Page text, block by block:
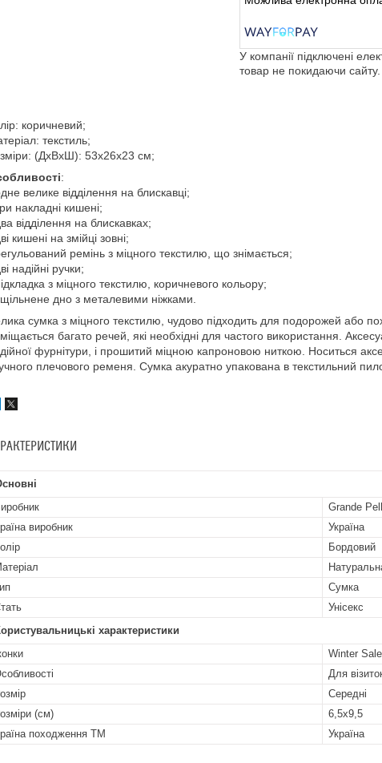
У компанії підключені
товар не покидаючи сайту.
коричневий;
текстиль;
(ДхВхШ): 53х26х23 см;
:
велике відділення на блискавці;
накладні кишені;
відділення на блискавках;
кишені на змійці зовні;
ремінь з міцного текстилю, що знімається;
надійні ручки;
з міцного текстилю, коричневого кольору;
дно з металевими ніжками.
сумка з міцного текстилю, чудово підходить для подорожей або
багато речей, які необхідні для частого використання.
фурнітури, і прошитий міцною капроновою ниткою. Носиться
плечового ременя. Сумка акуратно упакована в текстильний
Grande
виробник
Україна
Бордовий
Сумка
Унісекс
характеристики
Winter Sale
Для
Середні
(см)
6,5х9,5
походження ТМ
Україна